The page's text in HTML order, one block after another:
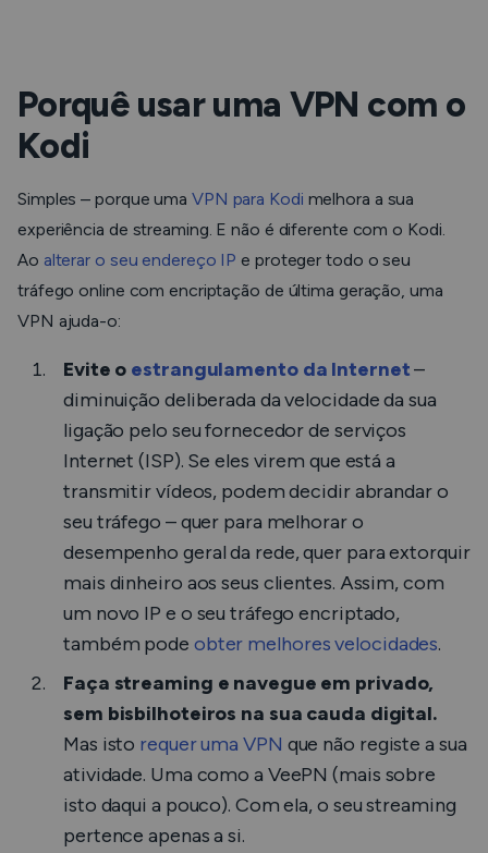
Porquê usar uma VPN com o
Kodi
Simples – porque uma VPN para Kodi melhora a sua
experiência de streaming. E não é diferente com o Kodi.
Ao alterar o seu endereço IP e proteger todo o seu
tráfego online com encriptação de última geração, uma
VPN ajuda-o:
Evite o estrangulamento da Internet–
diminuição deliberada da velocidade da sua
ligação pelo seu fornecedor de serviços
Internet (ISP). Se eles virem que está a
transmitir vídeos, podem decidir abrandar o
seu tráfego – quer para melhorar o
desempenho geral da rede, quer para extorquir
mais dinheiro aos seus clientes. Assim, com
um novo IP e o seu tráfego encriptado,
também pode obter melhores velocidades.
Faça streaming e navegue em privado,
sem bisbilhoteiros na sua cauda digital.
Mas isto requer uma VPN que não registe a sua
atividade. Uma como a VeePN (mais sobre
isto daqui a pouco). Com ela, o seu streaming
pertence apenas a si.